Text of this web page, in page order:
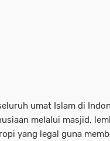
umat Islam di
melalui masjid,
yang legal guna